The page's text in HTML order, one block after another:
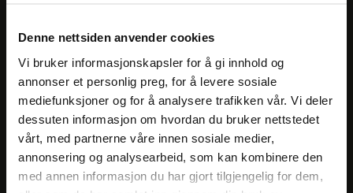
Denne nettsiden anvender cookies
Vi bruker informasjonskapsler for å gi innhold og
annonser et personlig preg, for å levere sosiale
mediefunksjoner og for å analysere trafikken vår. Vi deler
dessuten informasjon om hvordan du bruker nettstedet
vårt, med partnerne våre innen sosiale medier,
annonsering og analysearbeid, som kan kombinere den
med annen informasjon du har gjort tilgjengelig for dem,
Få informasjon om produkter,
arrangementer og kampanjer.
Meld på nyhetsbrev